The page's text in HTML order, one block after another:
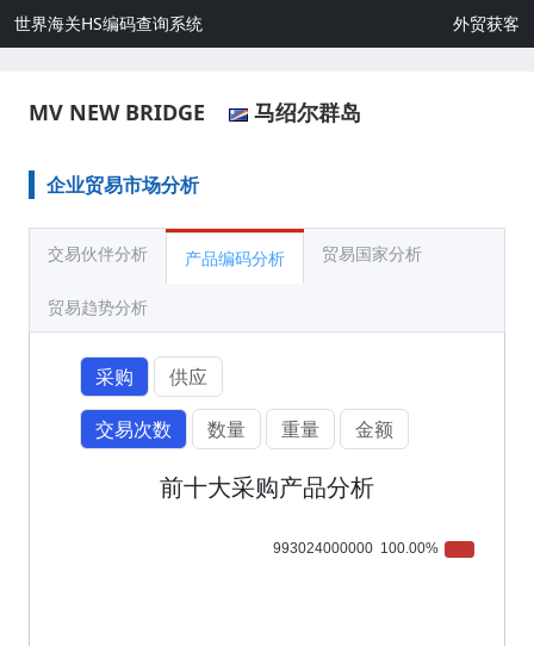
世界海关HS编码查询系统 外贸获客
MV NEW BRIDGE 马绍尔群岛
企业贸易市场分析
交易伙伴分析 产品编码分析 贸易国家分析
贸易趋势分析
采购
供应
交易次数
数量 重量 金额
前十大采购产品分析